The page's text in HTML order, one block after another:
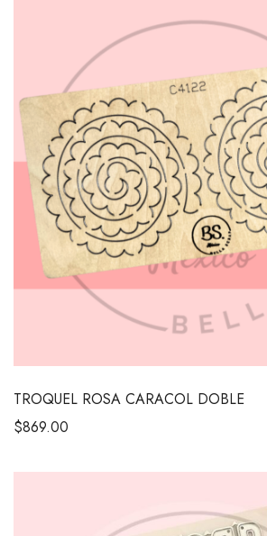
TROQUEL ROSA CARACOL DOBLE
$869.00